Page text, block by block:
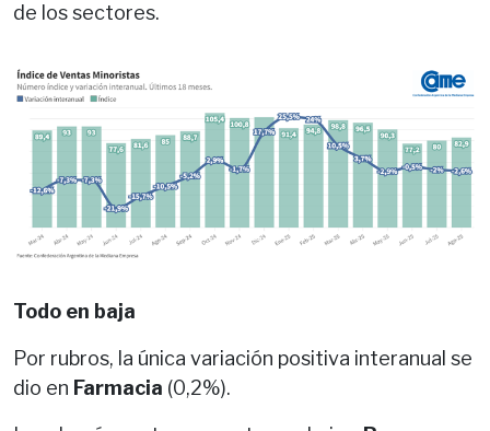
de los sectores.
Todo en baja
Por rubros, la única variación positiva interanual se
dio en Farmacia (0,2%).